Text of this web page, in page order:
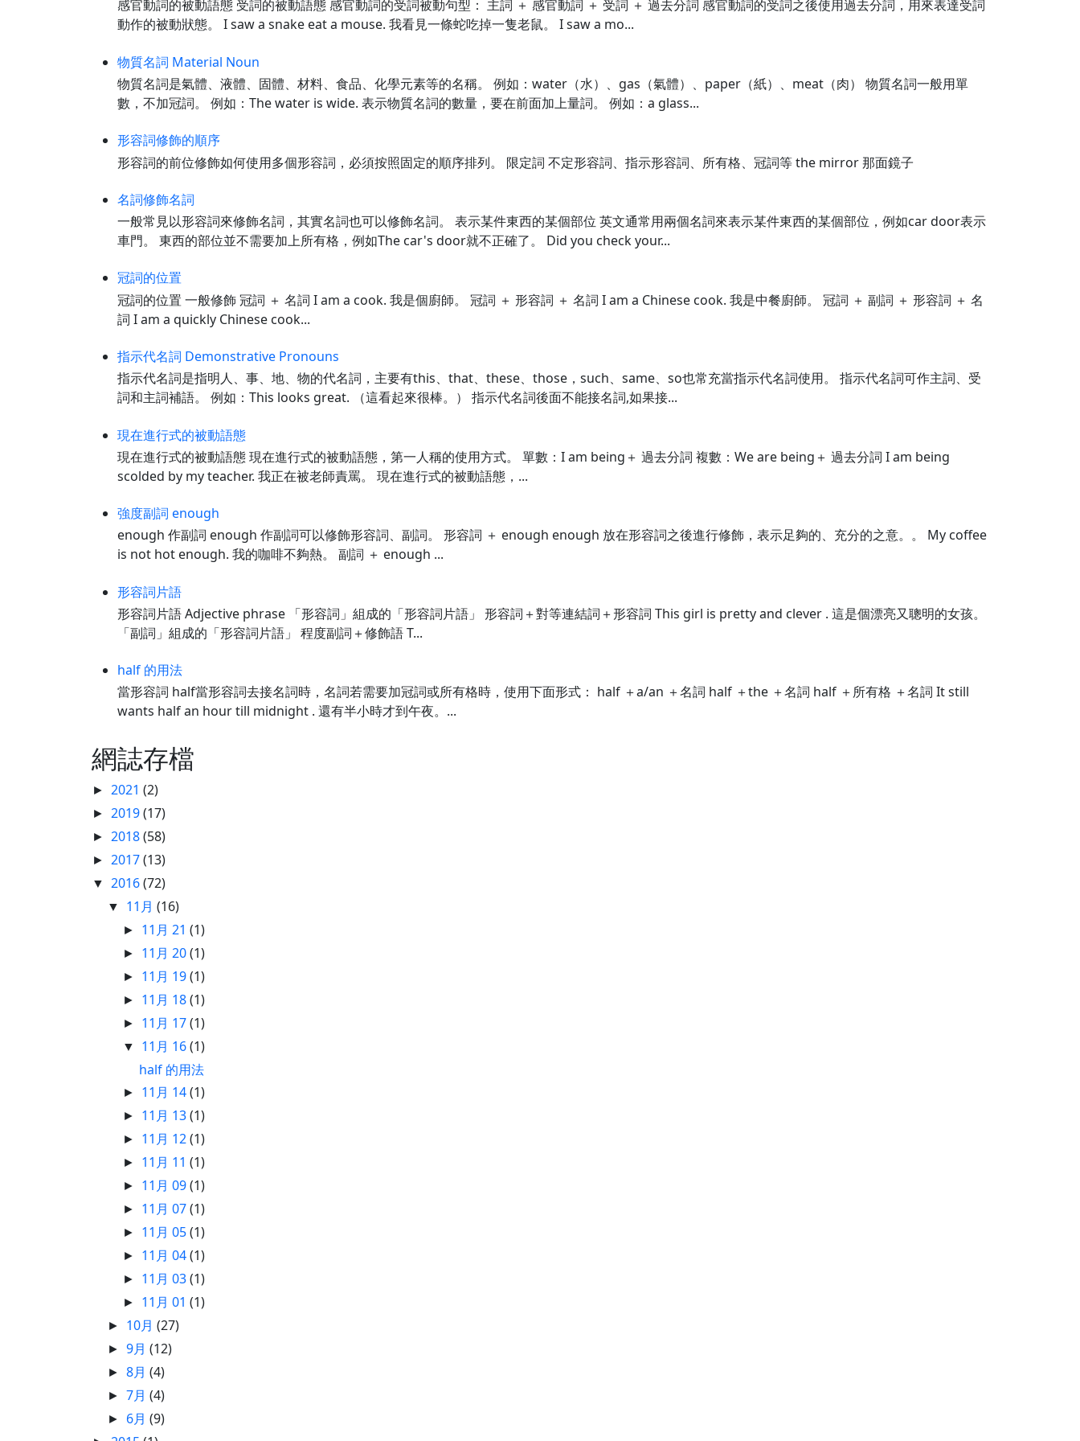
感官動詞的被動語態 受詞的被動語態 感官動詞的受詞被動句型： 主詞 ＋ 感官動詞 ＋ 受詞 ＋ 過去分詞 感官動詞的受詞之後使用過去分詞，用來表達受詞
動作的被動狀態。 I saw a snake eat a mouse. 我看見一條蛇吃掉一隻老鼠。 I saw a mo...
物質名詞 Material Noun
物質名詞是氣體、液體、固體、材料、食品、化學元素等的名稱。 例如：water（水）、gas（氣體）、paper（紙）、meat（肉） 物質名詞一般用單
數，不加冠詞。 例如：The water is wide. 表示物質名詞的數量，要在前面加上量詞。 例如：a glass...
形容詞修飾的順序
形容詞的前位修飾如何使用多個形容詞，必須按照固定的順序排列。 限定詞 不定形容詞、指示形容詞、所有格、冠詞等 the mirror 那面鏡子
名詞修飾名詞
一般常見以形容詞來修飾名詞，其實名詞也可以修飾名詞。 表示某件東西的某個部位 英文通常用兩個名詞來表示某件東西的某個部位，例如car door表示
車門。 東西的部位並不需要加上所有格，例如The car's door就不正確了。 Did you check your...
冠詞的位置
冠詞的位置 一般修飾 冠詞 ＋ 名詞 I am a cook. 我是個廚師。 冠詞 ＋ 形容詞 ＋ 名詞 I am a Chinese cook. 我是中餐廚師。 冠詞 ＋ 副詞 ＋ 形容詞 ＋ 名
詞 I am a quickly Chinese cook...
指示代名詞 Demonstrative Pronouns
指示代名詞是指明人、事、地、物的代名詞，主要有this、that、these、those，such、same、so也常充當指示代名詞使用。 指示代名詞可作主詞、受
詞和主詞補語。 例如：This looks great. （這看起來很棒。） 指示代名詞後面不能接名詞,如果接...
現在進行式的被動語態
現在進行式的被動語態 現在進行式的被動語態，第一人稱的使用方式。 單數：I am being＋ 過去分詞 複數：We are being＋ 過去分詞 I am being
scolded by my teacher. 我正在被老師責罵。 現在進行式的被動語態，...
強度副詞 enough
enough 作副詞 enough 作副詞可以修飾形容詞、副詞。 形容詞 ＋ enough enough 放在形容詞之後進行修飾，表示足夠的、充分的之意。。 My coffee
is not hot enough. 我的咖啡不夠熱。 副詞 ＋ enough ...
形容詞片語
形容詞片語 Adjective phrase 「形容詞」組成的「形容詞片語」 形容詞＋對等連結詞＋形容詞 This girl is pretty and clever . 這是個漂亮又聰明的女孩。
「副詞」組成的「形容詞片語」 程度副詞＋修飾語 T...
half 的用法
當形容詞 half當形容詞去接名詞時，名詞若需要加冠詞或所有格時，使用下面形式： half ＋a/an ＋名詞 half ＋the ＋名詞 half ＋所有格 ＋名詞 It still
wants half an hour till midnight . 還有半小時才到午夜。...
網誌存檔
► 2021 (2)
► 2019(17)
► 2018(58)
► 2017(13)
▼ 2016(72)
▼ 11月(16)
► 11月 21(1)
► 11月 20(1)
► 11月 19(1)
► 11月 18(1)
► 11月 17(1)
▼ 11月 16(1)
half 的用法
► 11月 14(1)
► 11月 13(1)
► 11月 12(1)
► 11月 11(1)
► 11月 09(1)
► 11月 07(1)
► 11月 05(1)
► 11月 04(1)
► 11月 03(1)
► 11月 01(1)
► 10月(27)
►9月(12)
►8月(4)
►7月(4)
► 6月(9)